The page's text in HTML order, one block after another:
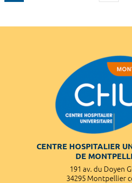
CENTRE HOSPITALIER
DE
191 av. du Doyen
34295 Montpellier